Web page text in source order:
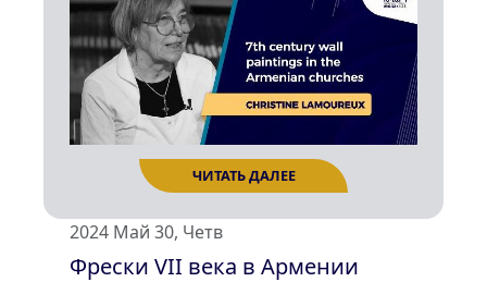
2024 Май 30, Четв
Фрески VII века в Армении